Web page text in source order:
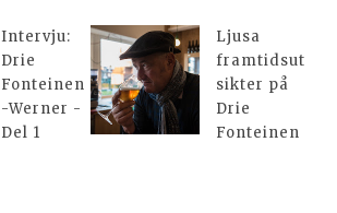
Intervju:
Drie
Fonteinen
-Werner -
Del 1
Ljusa
framtidsut
sikter på
Drie
Fonteinen